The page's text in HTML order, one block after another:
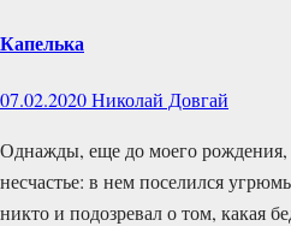
Капелька
07.02.2020Николай Довгай
Однажды, еще до моего рождения,
несчастье: в нем поселился
никто и подозревал о том, какая